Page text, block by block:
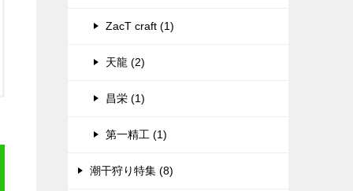
ZacT craft (1)
天龍 (2)
昌栄 (1)
第一精工 (1)
潮干狩り特集 (8)